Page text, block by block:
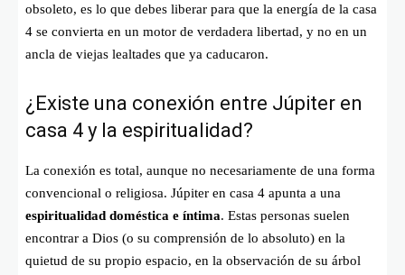
obsoleto, es lo que debes liberar para que la energía de la casa
4 se convierta en un motor de verdadera libertad, y no en un
ancla de viejas lealtades que ya caducaron.
¿Existe una conexión entre Júpiter en
casa 4 y la espiritualidad?
La conexión es total, aunque no necesariamente de una forma
convencional o religiosa. Júpiter en casa 4 apunta a una
espiritualidad doméstica e íntima. Estas personas suelen
encontrar a Dios (o su comprensión de lo absoluto) en la
quietud de su propio espacio, en la observación de su árbol